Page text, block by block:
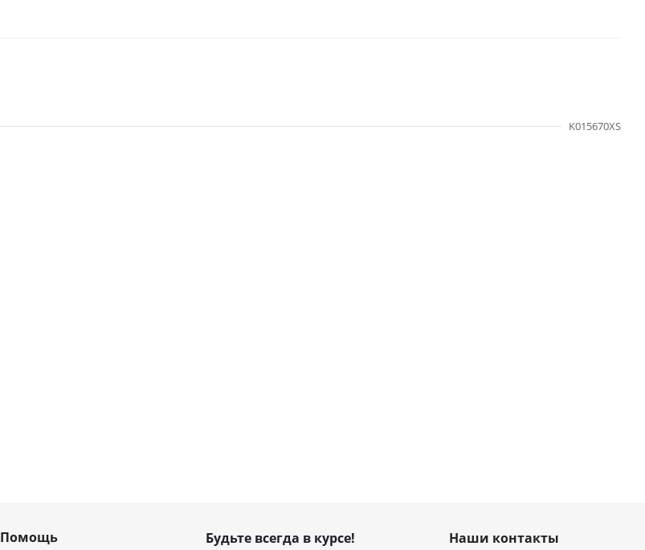
K015670XS
Помощь Будьте всегда в курсе! Наши контакты